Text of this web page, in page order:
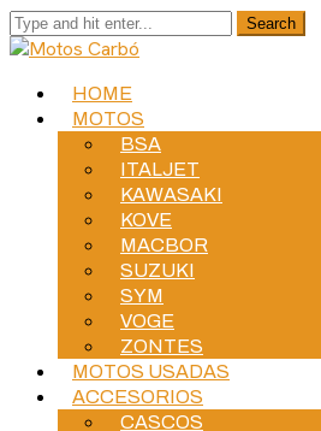
HOME
MOTOS
BSA
ITALJET
KAWASAKI
KOVE
MACBOR
SUZUKI
SYM
VOGE
ZONTES
MOTOS USADAS
ACCESORIOS
CASCOS